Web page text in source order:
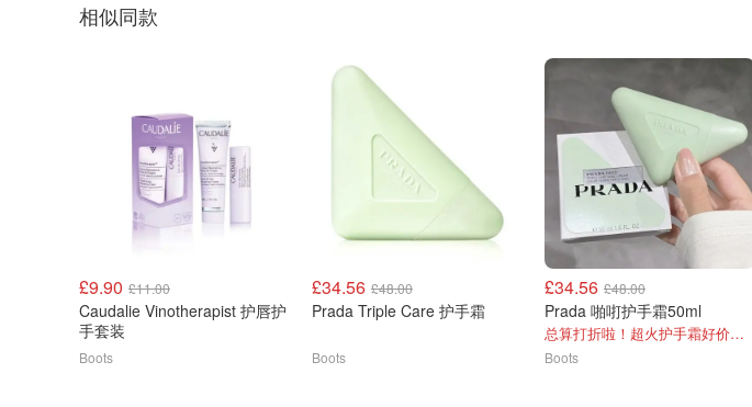
相似同款
£9.90 £11.00
Caudalie Vinotherapist 护唇护
手套装
Boots
£34.56 £48.00
Prada Triple Care 护手霜
Boots
£34.56 £48.00
Prada 啪咑护手霜50ml
总算打折啦！超火护手霜好价拿下！
Boots